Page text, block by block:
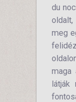
du
meg
maga
látják